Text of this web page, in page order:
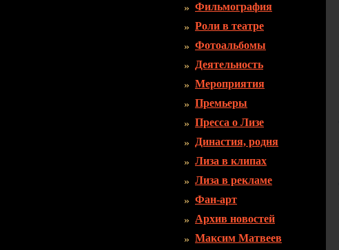
Фильмография
Роли в театре
Фотоальбомы
Деятельность
Мероприятия
Премьеры
Пресса о Лизе
Династия, родня
Лиза в клипах
Лиза в рекламе
Фан-арт
Архив новостей
Максим Матвеев